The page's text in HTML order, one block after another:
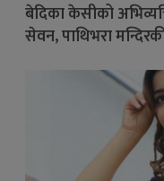
बेदिका केसीको
सेवन, पाथिभरा